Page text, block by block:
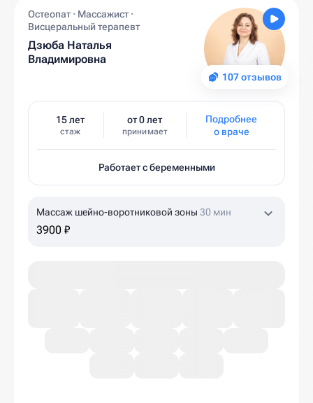
107 отзывов
Остеопат · Массажист ·
Висцеральный терапевт
Дзюба Наталья
Владимировна
15 лет
стаж
от 0 лет
принимает
Подробнее
о враче
Работает с беременными
Массаж шейно-воротниковой зоны 30 мин
3900 ₽